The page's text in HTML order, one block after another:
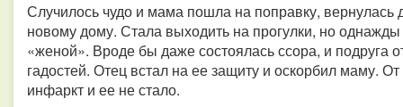
Случилось чудо и мама пошла на поправку,
новому дому. Стала выходить на прогулки, но однажды
«женой». Вроде бы даже состоялась ссора, и подруга
гадостей. Отец встал на ее защиту и оскорбил маму.
инфаркт и ее не стало.